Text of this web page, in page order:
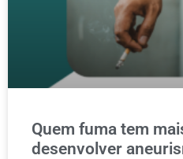
Quem fuma tem
desenvolver